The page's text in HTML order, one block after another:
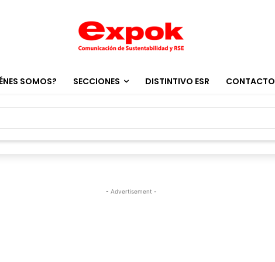
SOMOS? SECCIONES DISTINTIVO ESR CONTACTO
- Advertisement -